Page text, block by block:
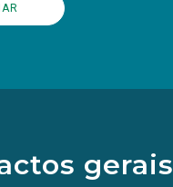
gerais